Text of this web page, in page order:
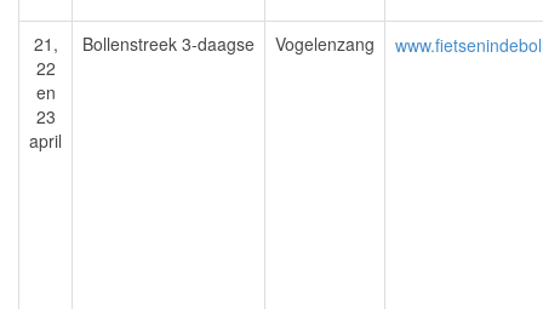
21,
22
en
23
april
Bollenstreek 3-daagse Vogelenzang